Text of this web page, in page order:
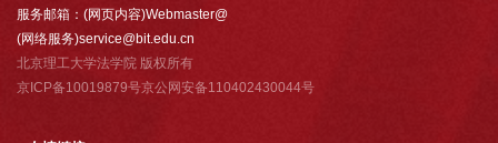
服务邮箱：(网页内容)Webmaster@
(网络服务)service@bit.edu.cn
北京理工大学法学院 版权所有
京ICP备10019879号京公网安备110402430044号